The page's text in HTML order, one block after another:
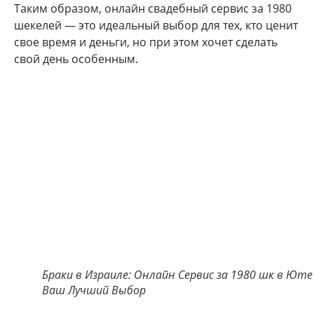
Таким образом, онлайн свадебный сервис за 1980
шекелей — это идеальный выбор для тех, кто ценит
свое время и деньги, но при этом хочет сделать
свой день особенным.
Браки в Израиле: Онлайн Сервис за 1980 шк в
Ваш Лучший Выбор